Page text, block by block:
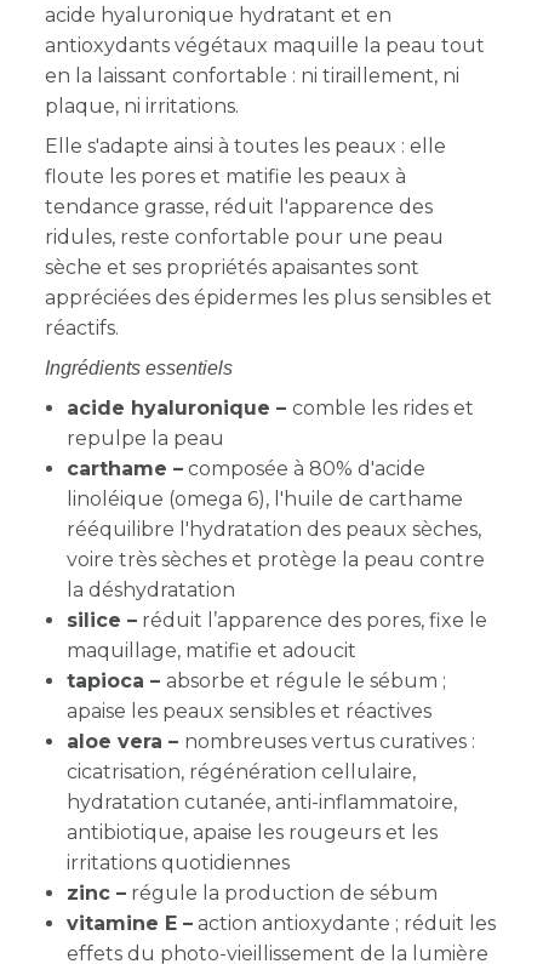
acide hyaluronique hydratant et en
antioxydants végétaux maquille la peau tout
en la laissant confortable : ni tiraillement, ni
plaque, ni irritations.
Elle s'adapte ainsi à toutes les peaux : elle
floute les pores et matifie les peaux à
tendance grasse, réduit l'apparence des
ridules, reste confortable pour une peau
sèche et ses propriétés apaisantes sont
appréciées des épidermes les plus sensibles et
réactifs.
Ingrédients essentiels
acide hyaluronique – comble les rides et
repulpe la peau
carthame – composée à 80% d'acide
linoléique (omega 6), l'huile de carthame
rééquilibre l'hydratation des peaux sèches,
voire très sèches et protège la peau contre
la déshydratation
silice – réduit l’apparence des pores, fixe le
maquillage, matifie et adoucit
tapioca – absorbe et régule le sébum ;
apaise les peaux sensibles et réactives
aloe vera – nombreuses vertus curatives :
cicatrisation, régénération cellulaire,
hydratation cutanée, anti-inflammatoire,
antibiotique, apaise les rougeurs et les
irritations quotidiennes
zinc – régule la production de sébum
vitamine E – action antioxydante ; réduit les
effets du photo-vieillissement de la lumière